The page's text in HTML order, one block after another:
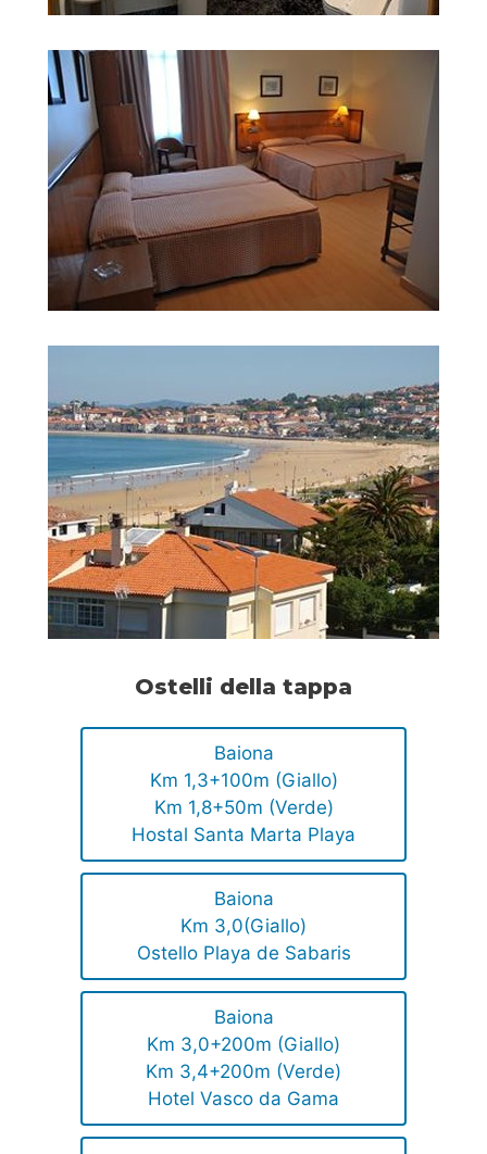
Ostelli della tappa
Baiona
Km 1,3+100m (Giallo)
Km 1,8+50m (Verde)
Hostal Santa Marta Playa
Baiona
Km 3,0(Giallo)
Ostello Playa de Sabaris
Baiona
Km 3,0+200m (Giallo)
Km 3,4+200m (Verde)
Hotel Vasco da Gama